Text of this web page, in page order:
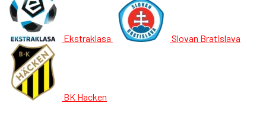
Ekstraklasa Slovan Bratislava
BK Hacken